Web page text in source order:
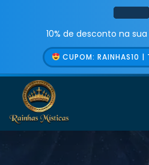
10% de desconto na
CUPOM: RAINHAS10 |